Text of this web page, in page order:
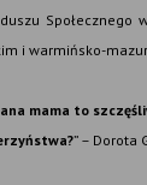
i warmińsko-
mama to
” – Dorota